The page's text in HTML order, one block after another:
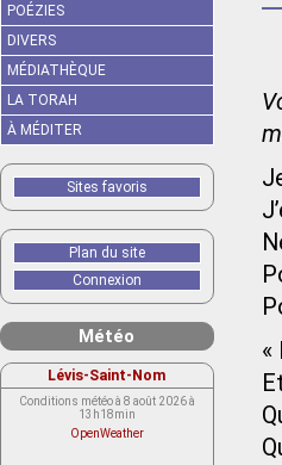
«
POÉZIES
DIVERS
MÉDIATHÈQUE
LA TORAH
À MÉDITER
Sites favoris
Plan du site
Connexion
Météo
Lévis-Saint-Nom
Conditions météo à 8 août 2026 à
13h18min
OpenWeather